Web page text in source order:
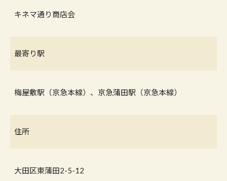
キネマ通り商店会
最寄り駅
梅屋敷駅（京急本線）、京急蒲田駅（京急本線）
住所
大田区東蒲田2-5-12